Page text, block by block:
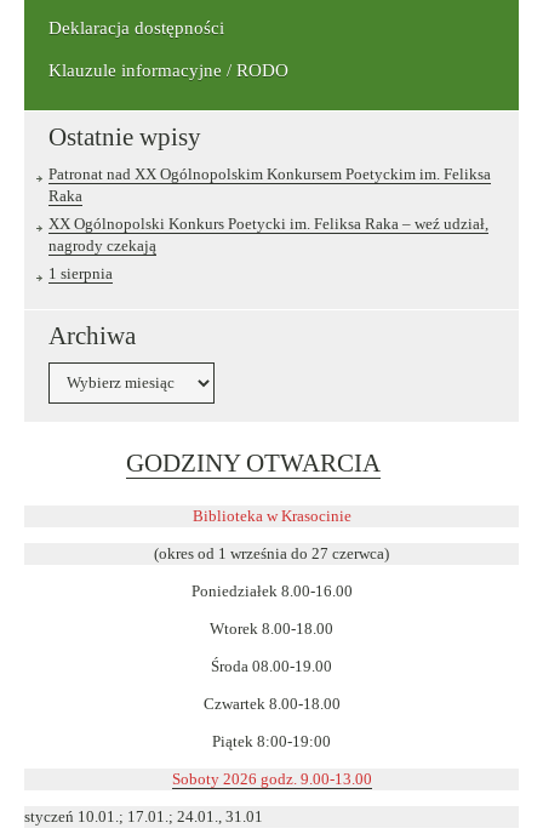
Deklaracja dostępności
Klauzule informacyjne / RODO
Ostatnie wpisy
Patronat nad XX Ogólnopolskim Konkursem Poetyckim im. Feliksa
Raka
XX Ogólnopolski Konkurs Poetycki im. Feliksa Raka – weź udział,
nagrody czekają
1 sierpnia
Archiwa
GODZINY OTWARCIA
w
Biblioteka w Krasocinie
(okres od 1 września do 27 czerwca)
Poniedziałek 8.00-16.00
Wtorek 8.00-18.00
Środa 08.00-19.00
Czwartek 8.00-18.00
Piątek 8:00-19:00
Soboty 2026 godz. 9.00-13.00
styczeń 10.01.; 17.01.; 24.01., 31.01